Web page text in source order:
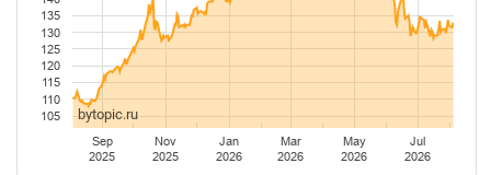
Sep
2025
Nov
2025
Jan
2026
Mar
2026
May
2026
Jul
2026
105
110
115
120
125
130
135
bytopic.ru